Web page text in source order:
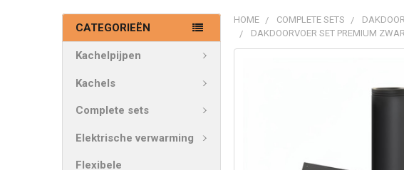
CATEGORIEËN
Kachelpijpen
Kachels
Complete sets
Elektrische verwarming
Flexibele
HOME COMPLETE SETS
DAKDOORVOER SET PREMIUM